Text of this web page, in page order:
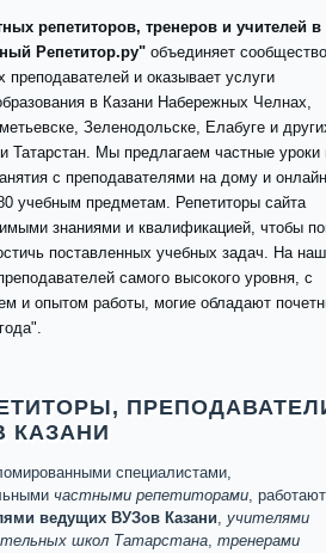
репетиторов, тренеров и учителей в
Репетитор.ру" объединяет сообщество
и оказывает услуги
в Казани Набережных Челнах,
Зеленодольске, Елабуге и
Татарстан. Мы предлагаем частные уроки
с преподавателями на дому и онлайн
учебным предметам. Репетиторы сайта
знаниями и квалификацией, чтобы
поставленных учебных задач. На
самого высокого уровня, с
и опытом работы, могие обладают
КАЗАНИ
специалистами,
частными репетиторами, работают
ведущих ВУЗов Казани, учителями
школ Татарстана, тренерами